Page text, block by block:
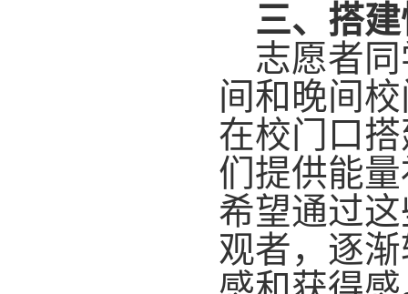
三、搭建
志愿者同
间和晚间
在校门口
们提供能
希望通过
观者，逐